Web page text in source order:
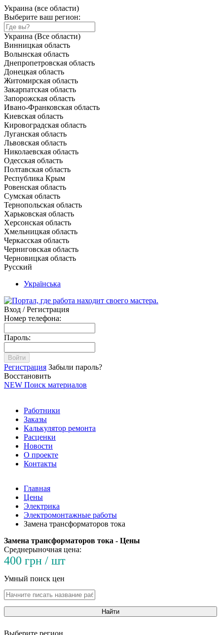
Украина (все области)
Выберите ваш регион:
Украина (Все области)
Винницкая область
Волынская область
Днепропетровская область
Донецкая область
Житомирская область
Закарпатская область
Запорожская область
Ивано-Франковская область
Киевская область
Кировоградская область
Луганская область
Львовская область
Николаевская область
Одесская область
Полтавская область
Республика Крым
Ровенская область
Сумская область
Тернопольская область
Харьковская область
Херсонская область
Хмельницкая область
Черкасская область
Черниговская область
Черновицкая область
Русский
Українська
Вход / Регистрация
Номер телефона:
Пароль:
Войти
Регистрация Забыли пароль?
Восстановить
NEW Поиск материалов
Работники
Заказы
Калькулятор ремонта
Расценки
Новости
О проекте
Контакты
Главная
Цены
Электрика
Электромонтажные работы
Замена трансформаторов тока
Замена трансформаторов тока - Цены
Среднерыночная цена:
400 грн / шт
Умный поиск цен
Найти
Выберите регион